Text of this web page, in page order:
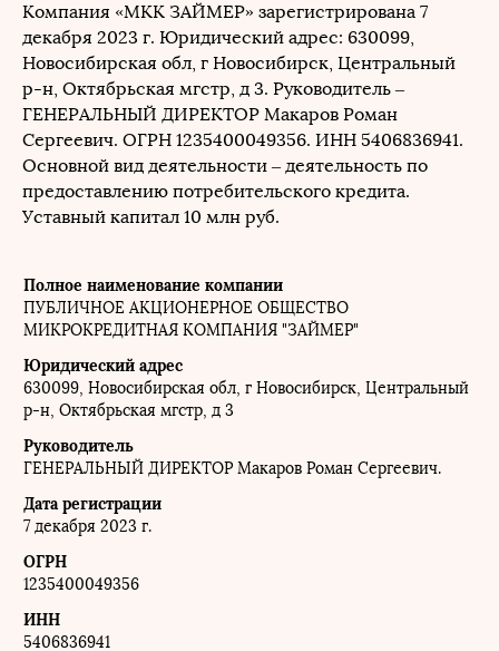
Компания «МКК ЗАЙМЕР» зарегистрирована 7
декабря 2023 г. Юридический адрес: 630099,
Новосибирская обл, г Новосибирск, Центральный
р-н, Октябрьская мгстр, д 3. Руководитель –
ГЕНЕРАЛЬНЫЙ ДИРЕКТОР Макаров Роман
Сергеевич. ОГРН 1235400049356. ИНН 5406836941.
Основной вид деятельности – деятельность по
предоставлению потребительского кредита.
Уставный капитал 10 млн руб.
Полное наименование компании
ПУБЛИЧНОЕ АКЦИОНЕРНОЕ ОБЩЕСТВО
МИКРОКРЕДИТНАЯ КОМПАНИЯ "ЗАЙМЕР"
Юридический адрес
630099, Новосибирская обл, г Новосибирск, Центральный
р-н, Октябрьская мгстр, д 3
Руководитель
ГЕНЕРАЛЬНЫЙ ДИРЕКТОР Макаров Роман Сергеевич.
Дата регистрации
7 декабря 2023 г.
ОГРН
1235400049356
ИНН
5406836941